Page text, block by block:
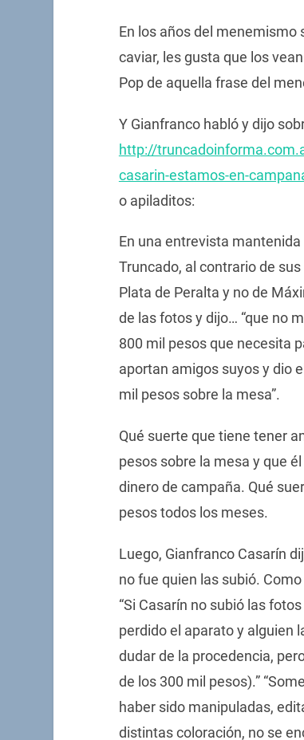
En los años del
caviar, les gusta que los
Pop de aquella frase del
Y Gianfranco habló y dijo
http://
casarin-estamos-en-
o apiladitos:
En una entrevista mantenida
Truncado, al contrario de
Plata de Peralta y no de
de las fotos y dijo… “que no
800 mil pesos que necesita
aportan amigos suyos y dio
mil pesos sobre la mesa”.
Qué suerte que tiene tener
pesos sobre la mesa y que
dinero de campaña. Qué
pesos todos los meses.
Luego, Gianfranco Casarín
no fue quien las subió.
“Si Casarín no subió las
perdido el aparato y alguien
dudar de la procedencia,
de los 300 mil pesos).”
haber sido manipuladas,
distintas coloración, no se